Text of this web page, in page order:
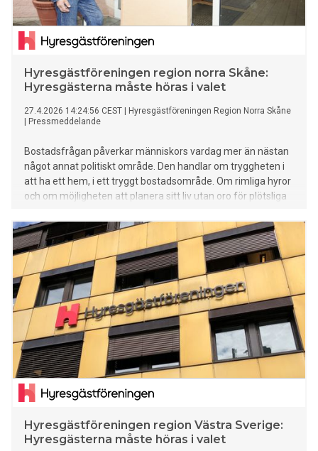
Hyresgästföreningen region norra Skåne:
Hyresgästerna måste höras i valet
27.4.2026 14:24:56 CEST
Hyresgästföreningen Region Norra Skåne
Pressmeddelande
Bostadsfrågan påverkar människors vardag mer än nästan
något annat politiskt område. Den handlar om tryggheten i
att ha ett hem, i ett tryggt bostadsområde. Om rimliga hyror
och om möjligheten att planera sitt liv utan oro för plötsliga
villkor att hamna i skymundan i den politiska debatten. Det
konstaterar Hyresgästföreningen region norra Skåne
(omfattar kommuner i Skåne och Halland) i ett uttalande
som antogs vid regionfullmäktige den 25 april.
Hyresgästföreningen region Västra Sverige:
Hyresgästerna måste höras i valet